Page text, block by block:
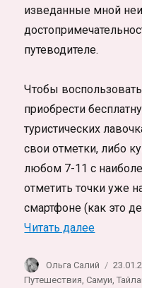
изведанные мной
путеводителе.
Чтобы
приобрести
туристических
свои отметки, либо
любом 7-11 с
отметить точки уже
смартфоне (как это
Читать далее
Автор
Ольга Салий
Путешествия ,Самуи ,